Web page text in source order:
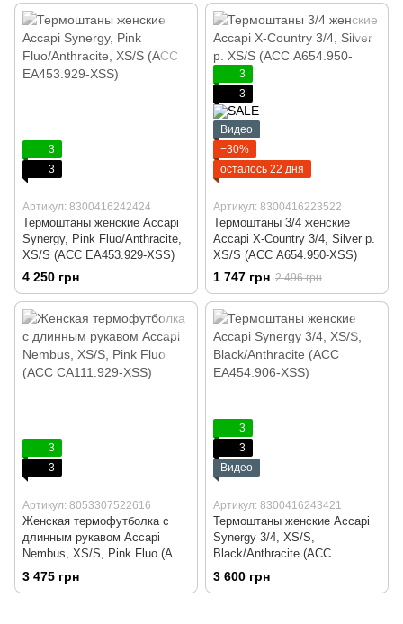
3
3
Артикул: 8300416242424
Термоштаны женские Accapi
Synergy, Pink Fluo/Anthracite,
XS/S (ACC EA453.929-XSS)
4 250 грн
3
3
Видео
−30%
осталось 22 дня
Артикул: 8300416223522
Термоштаны 3/4 женские
Accapi X-Country 3/4, Silver р.
XS/S (ACC А654.950-XSS)
1 747 грн 2 496 грн
3
3
Артикул: 8053307522616
Женская термофутболка с
длинным рукавом Accapi
Nembus, XS/S, Pink Fluo (ACC
CA111.929-XSS)
3 475 грн
3
3
Видео
Артикул: 8300416243421
Термоштаны женские Accapi
Synergy 3/4, XS/S,
Black/Anthracite (ACC
EA454.906-XSS)
3 600 грн